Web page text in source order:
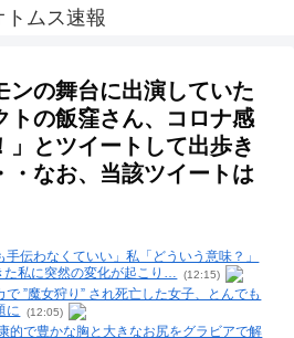
トムス速報
ンの舞台に出演していた
トの飯窪さん、コロナ感
」とツイートして出歩き
・なお、当該ツイートは
伝わなくていい」私「どういう意味？」
私に突然の変化が起こり…
(12:15)
で ”魔女狩り” され死亡した女子、とんでも
に
(12:05)
的で豊かな胸と大きなお尻をグラビアで解